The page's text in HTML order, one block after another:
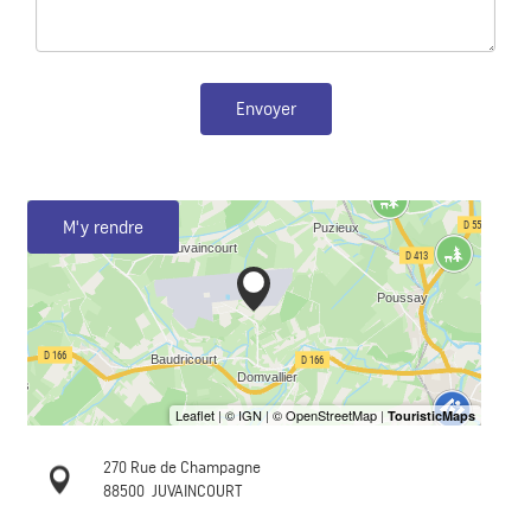
Envoyer
M'y rendre
270 Rue de Champagne
88500 JUVAINCOURT